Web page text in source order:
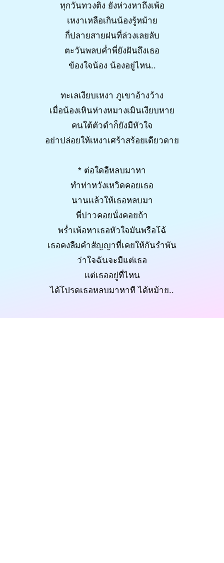
ทุกวันทวงติง ยังห่วงหาถึงเพ้อ
เหงาเหลือเกินน้องรู้หม้าย
กี่ปลายสายฝนที่ล่วงเลยลับ
ตะวันพลบค่ำพี่ยังฝันถึงเธอ
ข้องใจน้อง น้องอยู่ไหน..
ทะเลเงียบเหงา ภูเขาอ้างว้าง
เมื่อน้องเหินห่างหมางเมินเงียบหาย
คนใต้ตัวดำก็ยังมีหัวใจ
อย่าปล่อยให้เหงาเศร้าสร้อยเดียวดาย
* ต่อใดอีหลบมาหา
ทำท่าหวังเหวิดคอยเธอ
นานแล้วให้เธอหลบมา
พี่บ่าวคอยนั่งคอยถ้า
พร่ำเพ้อหาเธอหัวใจมันพรือโฉ้
เธอคงลืมคำสัญญาที่เคยให้กันรำพัน
ว่าใจฉันจะมีแต่เธอ
แต่เธออยู่ที่ไหน
ได้โปรดเธอหลบมาหาที ได้หม้าย..